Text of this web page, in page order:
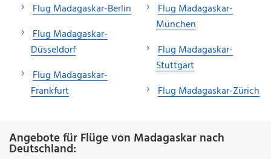
Flug Madagaskar-Berlin
Flug Madagaskar-
Düsseldorf
Flug Madagaskar-
Frankfurt
Flug Madagaskar-
München
Flug Madagaskar-
Stuttgart
Flug Madagaskar-Zürich
Angebote für Flüge von Madagaskar nach
Deutschland: